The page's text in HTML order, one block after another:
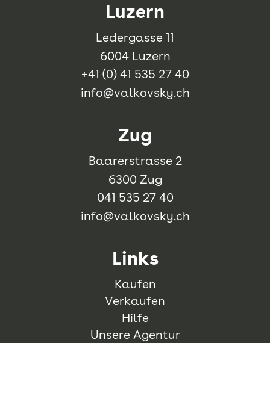
Luzern
Ledergasse 11
6004 Luzern
+41 (0) 41 535 27 40
info@valkovsky.ch
Zug
Baarerstrasse 2
6300 Zug
041 535 27 40
info@valkovsky.ch
Links
Kaufen
Verkaufen
Hilfe
Unsere Agentur